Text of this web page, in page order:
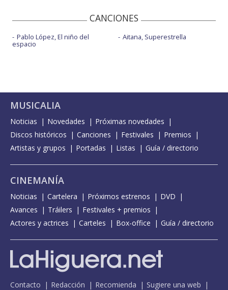
CANCIONES
Pablo López, El niño del
espacio
Aitana, Superestrella
MUSICALIA
Noticias Novedades
Próximas novedades
Discos históricos
Canciones Festivales
Premios
Artistas y grupos
Portadas Listas Guía / directorio
CINEMANÍA
Noticias Cartelera Próximos estrenos
DVD
Avances
Tráilers
Festivales + premios
Actores y actrices
Carteles Box-office Guía / directorio
Contacto Redacción Recomienda Sugiere una web